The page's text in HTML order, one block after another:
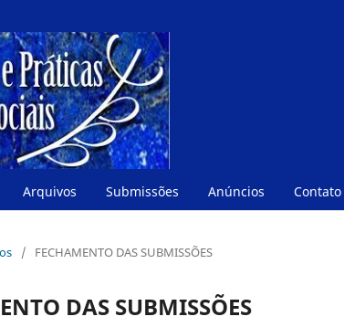
Arquivos Submissões Anúncios Contato
/ FECHAMENTO DAS SUBMISSÕES
DAS SUBMISSÕES